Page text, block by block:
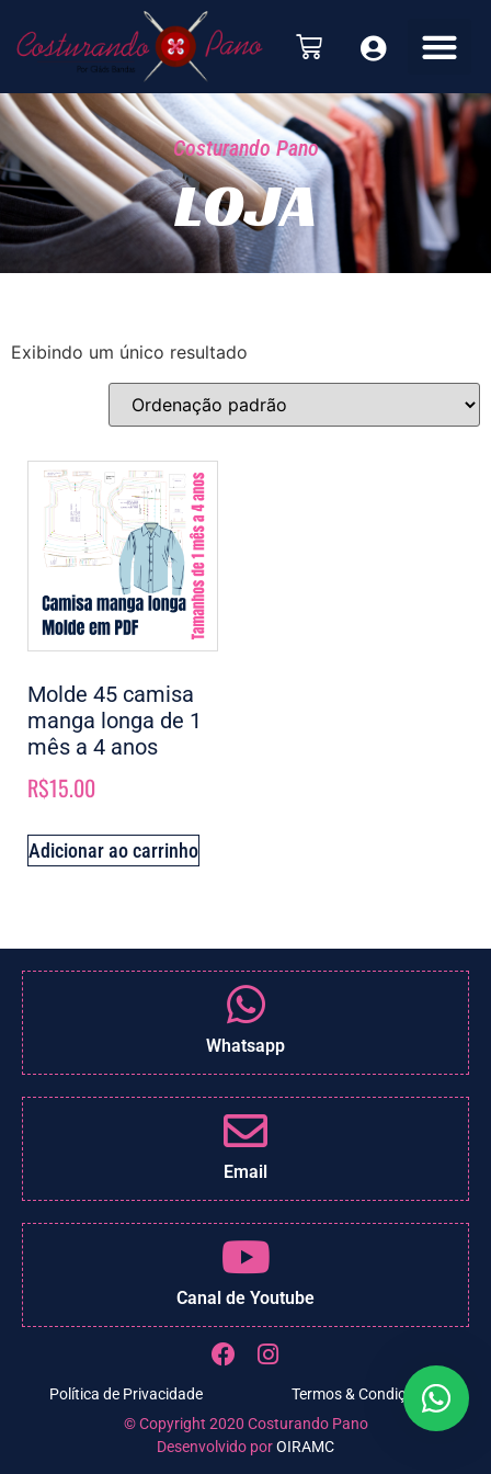
Costurando Pano
LOJA
Exibindo um único resultado
Molde 45 camisa
manga longa de 1
mês a 4 anos
R$15.00
Adicionar ao carrinho
Whatsapp
Email
Canal de Youtube
Política de Privacidade
Termos & Condições
© Copyright 2020 Costurando Pano
Desenvolvido porOIRAMC